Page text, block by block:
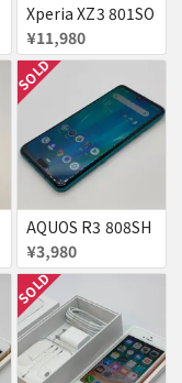
Xperia XZ3 801SO
¥11,980
SOLD
AQUOS R3 808SH
¥3,980
SOLD